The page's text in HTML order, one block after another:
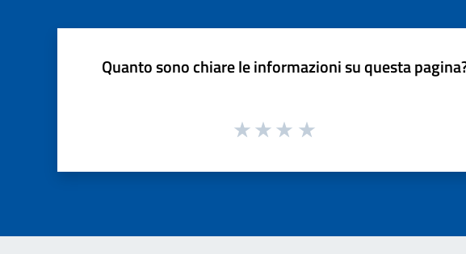
Quanto sono chiare le informazioni su questa